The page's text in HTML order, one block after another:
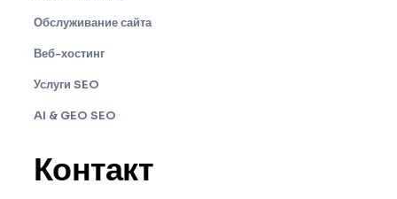
Обслуживание сайта
Веб-хостинг
Услуги SEO
AI & GEO SEO
Контакт